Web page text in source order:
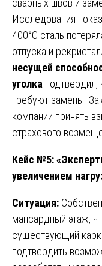
сварных швов и
Исследования
400°C сталь
отпуска и
несущей
уголка подтвердил,
требуют замены.
компании принять
страхового
Кейс №5:
увеличением
Ситуация:
мансардный этаж,
существующий
подтвердить